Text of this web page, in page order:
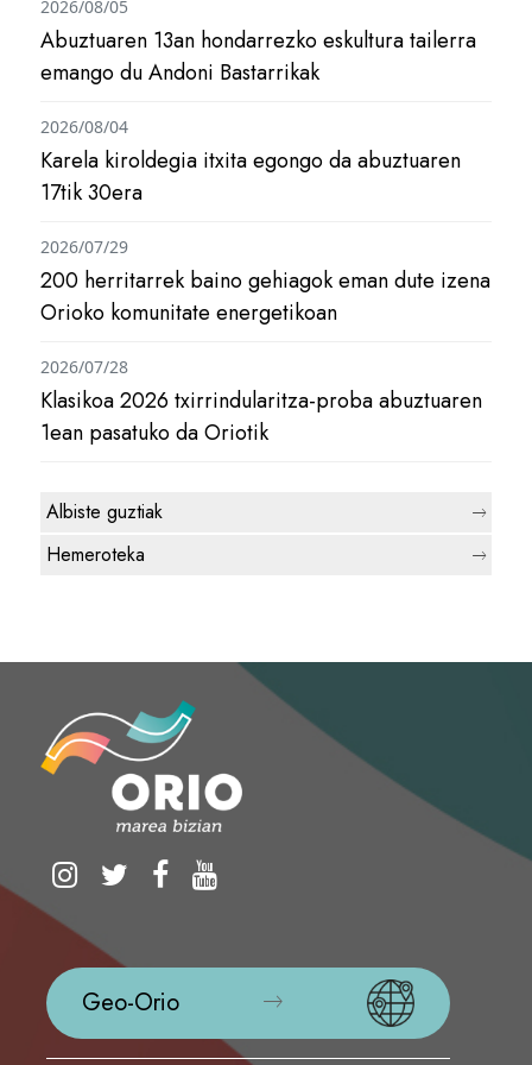
Abuztuaren 13an hondarrezko eskultura tailerra
emango du Andoni Bastarrikak
2026/08/05
Karela kiroldegia itxita egongo da abuztuaren
17tik 30era
2026/08/04
200 herritarrek baino gehiagok eman dute izena
Orioko komunitate energetikoan
2026/07/29
Klasikoa 2026 txirrindularitza-proba abuztuaren
1ean pasatuko da Oriotik
2026/07/28
Albiste guztiak
Hemeroteka
Geo-Orio